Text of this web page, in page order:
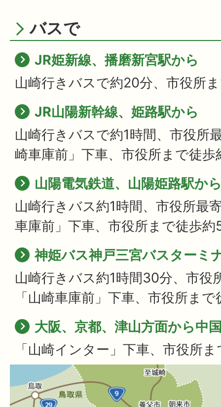
バスで
JR姫新線、播磨新宮駅から
山崎行きバスで約20分、市役所
JR山陽新幹線、姫路駅から
山崎行きバスで約1時間、市役所
崎車庫前」下車、市役所まで徒歩
山陽電気鉄道、山陽姫路駅か
山崎行きバス約1時間、市役所最
車庫前」下車、市役所まで徒歩約
神姫バス神戸三宮バスターミ
山崎行きバス約1時間30分、市役
「山崎車庫前」下車、市役所ま
大阪、京都、津山方面から中
「山崎インター」下車、市役所